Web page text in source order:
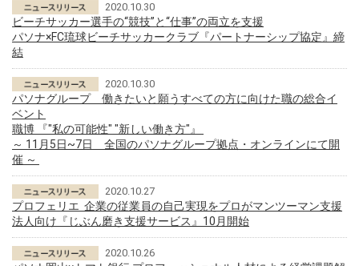
2020.10.30
ビーチサッカー選手の“競技”と“仕事”の両立を支援
パソナ×FC琉球ビーチサッカークラブ『パートナーシップ協定』締
結
2020.10.30
パソナグループ 働きたいと願うすべての方に向けた職の総合イ
ベント
職博 『"私の可能性" "新しい働き方"』
～ 11月5日~7日 全国のパソナグループ拠点・オンラインにて開
催 ～
2020.10.27
プロフェリエ 企業の従業員の自己実現をプロがマンツーマン支援
法人向け『じぶん磨き支援サービス』10月開始
2020.10.26